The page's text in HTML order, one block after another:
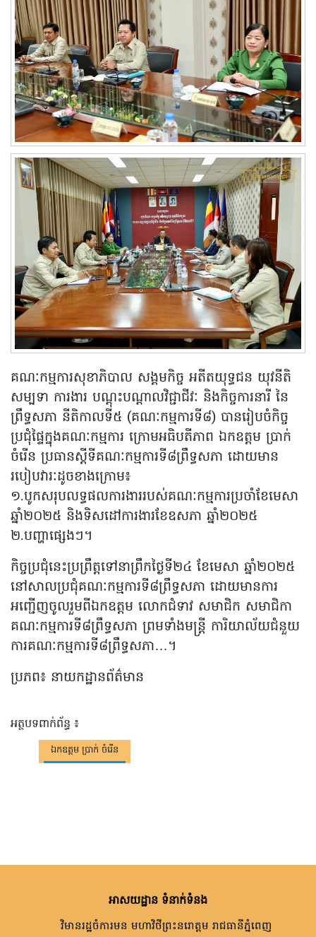
គណៈកម្មការសុខាភិបាល សង្គមកិច្ច អតីតយុទ្ធជន យុវនីតិ
សម្បទា ការងារ បណ្តុះបណ្តាលវិជ្ជាជីវៈ និងកិច្ចការនារី នៃ
ព្រឹទ្ធសភា នីតិកាលទី៥ (គណៈកម្មការទី៨) បានរៀបចំកិច្ច
ប្រជុំផ្ទៃក្នុងគណៈកម្មការ ក្រោមអធិបតីភាព ឯកឧត្តម ប្រាក់
ចំរើន ប្រធានស្តីទីគណៈកម្មការទី៨ព្រឹទ្ធសភា ដោយមាន
របៀបវារៈដូចខាងក្រោម៖
១.បូកសរុបលទ្ធផលការងាររបស់គណៈកម្មការប្រចាំខែមេសា
ឆ្នាំ២០២៥ និងទិសដៅការងារខែឧសភា ឆ្នាំ២០២៥
២.បញ្ហាផ្សេងៗ។
កិច្ចប្រជុំនេះប្រព្រឹត្តទៅនាព្រឹកថ្ងៃទី២៤ ខែមេសា ឆ្នាំ២០២៥
នៅសាលប្រជុំគណៈកម្មការទី៨ព្រឹទ្ធសភា ដោយមានការ
អញ្ជើញចូលរួមពីឯកឧត្តម លោកជំទាវ សមាជិក សមាជិកា
គណៈកម្មការទី៨ព្រឹទ្ធសភា ព្រមទាំងមន្ត្រី ការិយាល័យជំនួយ
ការគណៈកម្មការទី៨ព្រឹទ្ធសភា…។
ប្រភព៖ នាយកដ្ឋានព័ត៌មាន
អត្ថបទពាក់ព័ន្ធ ៖
ឯកឧត្តម ប្រាក់ ចំរើន
អាសយដ្ឋាន ទំនាក់ទំនង
វិមានរដ្ឋចំការមន មហាវិថីព្រះនរោត្តម រាជធានីភ្នំពេញ